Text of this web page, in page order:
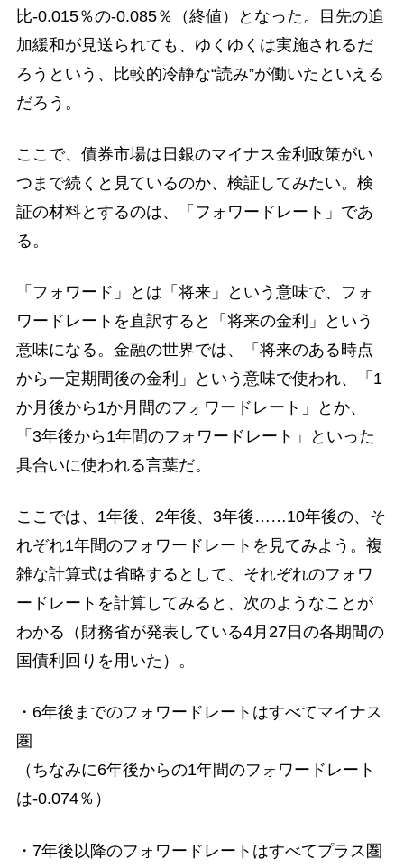
比-0.015％の-0.085％（終値）となった。目先の追
加緩和が見送られても、ゆくゆくは実施されるだ
ろうという、比較的冷静な“読み”が働いたといえる
だろう。
ここで、債券市場は日銀のマイナス金利政策がい
つまで続くと見ているのか、検証してみたい。検
証の材料とするのは、「フォワードレート」であ
る。
「フォワード」とは「将来」という意味で、フォ
ワードレートを直訳すると「将来の金利」という
意味になる。金融の世界では、「将来のある時点
から一定期間後の金利」という意味で使われ、「1
か月後から1か月間のフォワードレート」とか、
「3年後から1年間のフォワードレート」といった
具合いに使われる言葉だ。
ここでは、1年後、2年後、3年後……10年後の、そ
れぞれ1年間のフォワードレートを見てみよう。複
雑な計算式は省略するとして、それぞれのフォワ
ードレートを計算してみると、次のようなことが
わかる（財務省が発表している4月27日の各期間の
国債利回りを用いた）。
・6年後までのフォワードレートはすべてマイナス
圏
（ちなみに6年後からの1年間のフォワードレート
は-0.074％）
・7年後以降のフォワードレートはすべてプラス圏